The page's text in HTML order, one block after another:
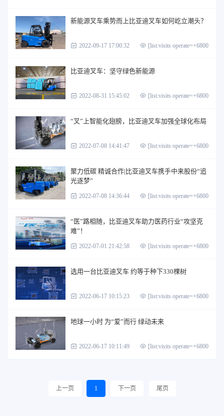
新能源叉车乘势而上比亚迪叉车如何屹立潮头？
2022-09-17 17:00:32 [list:visits operate=+6800]
比亚迪叉车：坚守绿色新能源
2022-08-31 15:45:02 [list:visits operate=+6800]
“叉”上智能化翅膀，比亚迪叉车加强全球化布局
2022-07-08 14:41:47 [list:visits operate=+6800]
聚力低碳 精诚合作|比亚迪叉车携手中来股份“追
光逐梦”
2022-07-08 14:36:44 [list:visits operate=+6800]
“医”路相随，比亚迪叉车助力医药行业“攻坚克
难”！
2022-07-01 21:42:58 [list:visits operate=+6800]
选用一台比亚迪叉车 约等于种下330棵树
2022-06-17 10:15:23 [list:visits operate=+6800]
地球一小时 为“爱”而行 绿动未来
2022-06-17 10:11:49 [list:visits operate=+6800]
上一页 1 下一页 尾页